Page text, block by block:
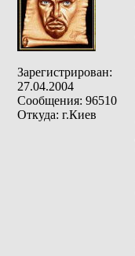
Зарегистрирован:
27.04.2004
Сообщения: 96510
Откуда: г.Киев